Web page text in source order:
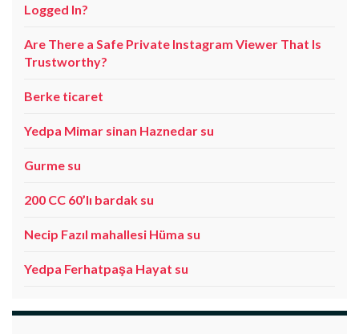
Logged In?
Are There a Safe Private Instagram Viewer That Is
Trustworthy?
Berke ticaret
Yedpa Mimar sinan Haznedar su
Gurme su
200 CC 60’lı bardak su
Necip Fazıl mahallesi Hüma su
Yedpa Ferhatpaşa Hayat su